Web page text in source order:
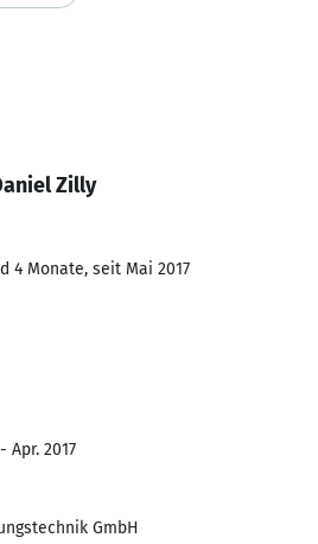
Zilly
4 Monate, seit Mai 2017
Apr. 2017
GmbH